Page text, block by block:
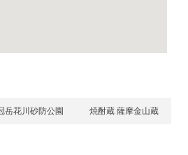
岳花川砂防公園 焼酎蔵 薩摩金山蔵